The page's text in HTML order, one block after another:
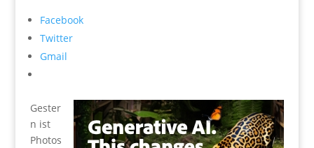
Facebook
Twitter
Gmail
Gester
n ist
Photos